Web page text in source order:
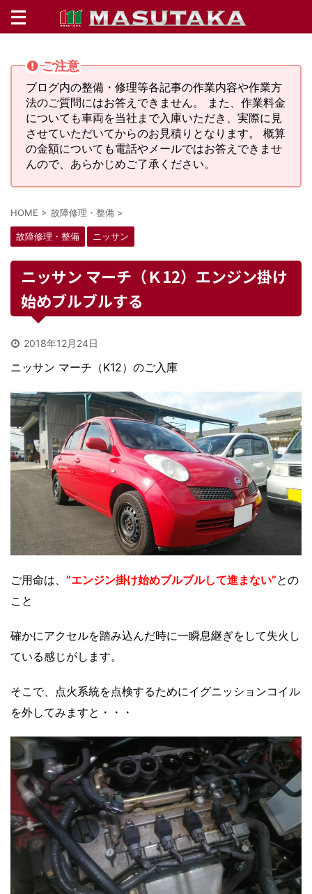
ご注意
ブログ内の整備・修理等各記事の作業内容や作業方
法のご質問にはお答えできません。 また、作業料金
についても車両を当社まで入庫いただき、実際に見
させていただいてからのお見積りとなります。 概算
の金額についても電話やメールではお答えできませ
んので、あらかじめご了承ください。
HOME > 故障修理・整備 >
故障修理・整備 ニッサン
ニッサン マーチ（Ｋ12）エンジン掛け
始めブルブルする
2018年12月24日
ニッサン マーチ（K12）のご入庫
ご用命は、 ”エンジン掛け始めブルブルして進まない”との
こと
確かにアクセルを踏み込んだ時に一瞬息継ぎをして失火し
ている感じがします。
そこで、点火系統を点検するためにイグニッションコイル
を外してみますと・・・